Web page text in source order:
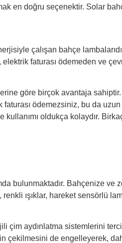
en doğru seçenektir. Solar
çalışan bahçe
elektrik faturası ödemeden ve
göre birçok avantaja
ödemezsiniz, bu da
oldukça kolaydır.
bulunmaktadır. Bahçenize
ışıklar, hareket sensörlü
çim aydınlatma sistemlerini
çekilmesini de engelleyerek,